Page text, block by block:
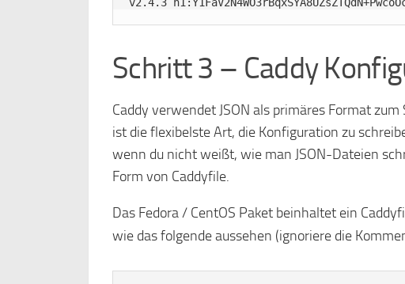
Schritt 3 – Caddy
Caddy verwendet JSON als primäres Format
ist die flexibelste Art, die Konfiguration zu
wenn du nicht weißt, wie man JSON-Dateien
Form von Caddyfile.
Das Fedora / CentOS Paket beinhaltet ein
wie das folgende aussehen (ignoriere die